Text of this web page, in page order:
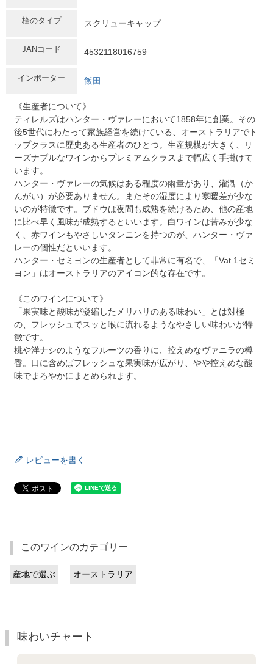
栓のタイプ スクリューキャップ
JANコード 4532118016759
インポーター 飯田
《生産者について》
ティレルズはハンター・ヴァレーにおいて1858年に創業。その
後5世代にわたって家族経営を続けている、オーストラリアでト
ップクラスに歴史ある生産者のひとつ。生産規模が大きく、リ
ーズナブルなワインからプレミアムクラスまで幅広く手掛けて
います。
ハンター・ヴァレーの気候はある程度の雨量があり、灌漑（か
んがい）が必要ありません。またその湿度により寒暖差が少な
いのが特徴です。ブドウは夜間も成熟を続けるため、他の産地
に比べ早く風味が成熟するといいます。白ワインは苦みが少な
く、赤ワインもやさしいタンニンを持つのが、ハンター・ヴァ
レーの個性だといいます。
ハンター・セミヨンの生産者として非常に有名で、「Vat 1セミ
ヨン」はオーストラリアのアイコン的な存在です。
《このワインについて》
「果実味と酸味が凝縮したメリハリのある味わい」とは対極
の、フレッシュでスッと喉に流れるようなやさしい味わいが特
徴です。
桃や洋ナシのようなフルーツの香りに、控えめなヴァニラの樽
香。口に含めばフレッシュな果実味が広がり、やや控えめな酸
味でまろやかにまとめられます。
レビューを書く
このワインのカテゴリー
産地で選ぶ オーストラリア
味わいチャート